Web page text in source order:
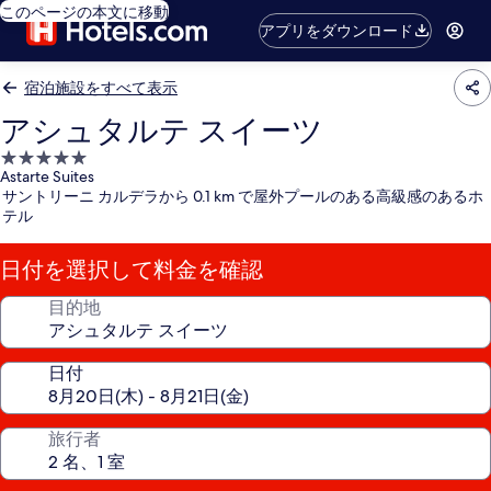
このページの本文に移動
アプリをダウンロード
宿泊施設をすべて表示
アシュタルテ スイーツ
5.0
つ
星
宿
泊
施
設
Astarte Suites
サントリーニ カルデラから 0.1 km で屋外プールのある高級感のあるホ
テル
日付を選択して料金を確認
目的地
日付
旅行者